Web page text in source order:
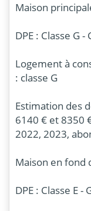
Maison
DPE : Classe G -
Logement à
: classe G
Estimation des
6140 € et 8350
2022, 2023,
Maison en fond
DPE : Classe E -